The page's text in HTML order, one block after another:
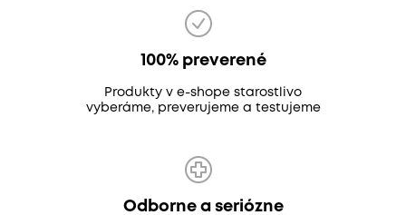
100% preverené
Produkty v e-shope starostlivo
vyberáme, preverujeme a testujeme
Odborne a seriózne